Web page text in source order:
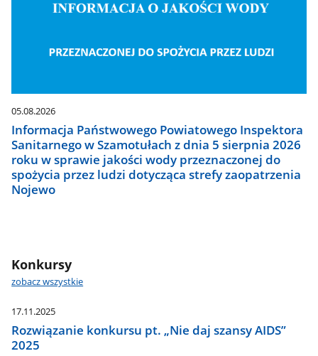
05.08.2026
Informacja Państwowego Powiatowego Inspektora
Sanitarnego w Szamotułach z dnia 5 sierpnia 2026
roku w sprawie jakości wody przeznaczonej do
spożycia przez ludzi dotycząca strefy zaopatrzenia
Nojewo
Konkursy
zobacz wszystkie
17.11.2025
Rozwiązanie konkursu pt. „Nie daj szansy AIDS”
2025